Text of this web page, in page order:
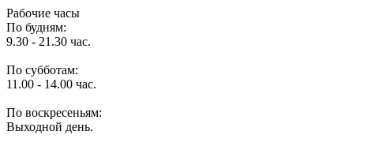
Рабочие часы
По будням:
9.30 - 21.30 час.
По субботам:
11.00 - 14.00 час.
По воскресеньям:
Выходной день.